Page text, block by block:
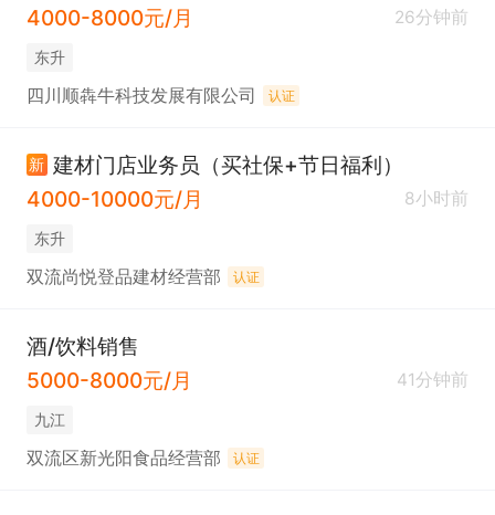
4000-8000元/月
26分钟前
东升
四川顺犇牛科技发展有限公司 认证
新 建材门店业务员（买社保+节日福利）
4000-10000元/月
8小时前
东升
双流尚悦登品建材经营部 认证
酒/饮料销售
5000-8000元/月
41分钟前
九江
双流区新光阳食品经营部 认证